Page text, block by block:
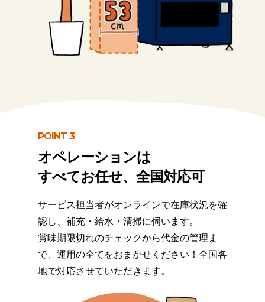
POINT 3
オペレーションは
すべてお任せ、全国対応可
サービス担当者がオンラインで在庫状況を確
認し、補充・給水・清掃に伺います。
賞味期限切れのチェックから代金の管理ま
で、運用の全てをおまかせください！全国各
地で対応させていただきます。